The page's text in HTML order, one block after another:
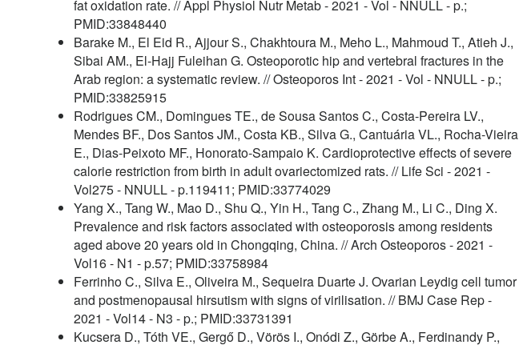
fat oxidation rate. // Appl Physiol Nutr Metab - 2021 - Vol - NNULL - p.;
PMID:33848440
Barake M., El Eid R., Ajjour S., Chakhtoura M., Meho L., Mahmoud T., Atieh J.,
Sibai AM., El-Hajj Fuleihan G. Osteoporotic hip and vertebral fractures in the
Arab region: a systematic review. // Osteoporos Int - 2021 - Vol - NNULL - p.;
PMID:33825915
Rodrigues CM., Domingues TE., de Sousa Santos C., Costa-Pereira LV.,
Mendes BF., Dos Santos JM., Costa KB., Silva G., Cantuária VL., Rocha-Vieira
E., Dias-Peixoto MF., Honorato-Sampaio K. Cardioprotective effects of severe
calorie restriction from birth in adult ovariectomized rats. // Life Sci - 2021 -
Vol275 - NNULL - p.119411; PMID:33774029
Yang X., Tang W., Mao D., Shu Q., Yin H., Tang C., Zhang M., Li C., Ding X.
Prevalence and risk factors associated with osteoporosis among residents
aged above 20 years old in Chongqing, China. // Arch Osteoporos - 2021 -
Vol16 - N1 - p.57; PMID:33758984
Ferrinho C., Silva E., Oliveira M., Sequeira Duarte J. Ovarian Leydig cell tumor
and postmenopausal hirsutism with signs of virilisation. // BMJ Case Rep -
2021 - Vol14 - N3 - p.; PMID:33731391
Kucsera D., Tóth VE., Gergő D., Vörös I., Onódi Z., Görbe A., Ferdinandy P.,